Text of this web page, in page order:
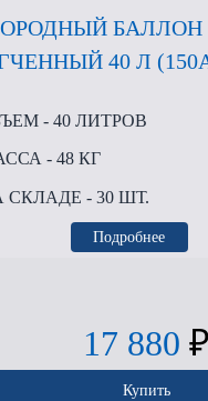
БАЛЛОН
40 Л
- 40 ЛИТРОВ
- 48 КГ
СКЛАДЕ - 30 ШТ.
Подробнее
17 880 ₽
Купить